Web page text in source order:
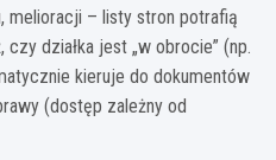
melioracji – listy stron potrafią
działka jest „w obrocie” (np.
kieruje do dokumentów
(dostęp zależny od